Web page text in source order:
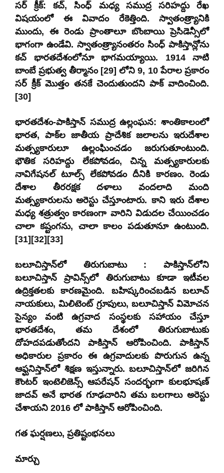
సర్ క్రీక్: కచ్, సింధ్ మధ్య సముద్ర సరిహద్దు రేఖ
విషయంలో ఈ వివాదం రేకెత్తింది. స్వాతంత్ర్యానికి
ముందు, ఈ రెండు ప్రాంతాలూ బొంబాయి ప్రెసిడెన్సీలో
భాగంగా ఉండేవి. స్వాతంత్ర్యానంతరం సింధ్ పాకిస్తాన్లోను
కచ్ భారతదేశంలోనూ భాగమయ్యాయి. 1914 నాటి
బాంబే ప్రభుత్వ తీర్మానం [29] లోని 9, 10 పేరాల ప్రకారం
సర్ క్రీక్ మొత్తం తనకే చెందుతుందని పాక్ వాదించింది.
[30]
భారతదేశం-పాకిస్తాన్ సముద్ర ఉల్లంఘన: శాంతికాలంలో
భారత, పాక్‌ల జాతీయ ప్రాదేశిక జలాలను ఇరుదేశాల
మత్స్యకారులూ ఉల్లంఘించడం జరుగుతూంటుంది.
భౌతిక సరిహద్దు లేకపోవడం, చిన్న మత్స్యకారులకు
నావిగేషనల్ టూల్స్ లేకపోవడం దీనికి కారణం. రెండు
దేశాల తీరరక్షక దళాలు వందలాది మంది
మత్స్యకారులను అరెస్టు చేస్తూంటారు. కాని ఇరు దేశాల
మధ్య శత్రుత్వం కారణంగా వారిని విడుదల చేయించడం
చాలా కష్టంగను, చాలా కాలం పడుతూనూ ఉంటుంది.
[31][32][33]
బలూచిస్తాన్‌లో తిరుగుబాటు : పాకిస్తాన్‌లోని
బలూచిస్తాన్ ప్రావిన్స్‌లో తిరుగుబాటు కూడా ఇటీవల
ఉద్రిక్తతలకు కారణమైంది. బహిష్కరించబడిన బలూచ్
నాయకులు, మిలిటెంట్ గ్రూపులు, బలూచిస్తాన్ విమోచన
సైన్యం వంటి ఉగ్రవాద సంస్థలకు సహాయం చేస్తూ
భారతదేశం, తమ దేశంలో తిరుగుబాటుకు
దోహదపడుతోందని పాకిస్తాన్ ఆరోపించింది. పాకిస్తాన్
అధికారుల ప్రకారం ఈ ఉగ్రవాదులకు పొరుగున ఉన్న
ఆఫ్ఘనిస్తాన్‌లో శిక్షణ ఇస్తున్నారు. బలూచిస్తాన్‌లో జరిగిన
కౌంటర్ ఇంటెలిజెన్స్ ఆపరేషన్ సందర్భంగా కులభూషణ్
జాదవ్‌ అనే భారత గూఢచారిని తమ బలగాలు అరెస్టు
చేశాయని 2016 లో పాకిస్తాన్ ఆరోపించింది.
గత ఘర్షణలు, ప్రతిష్టంభనలు
మార్చు